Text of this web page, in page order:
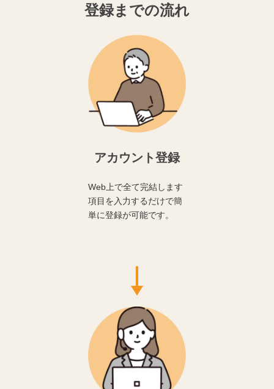
登録までの流れ
アカウント登録
Web上で全て完結します
項目を入力するだけで簡
単に登録が可能です。